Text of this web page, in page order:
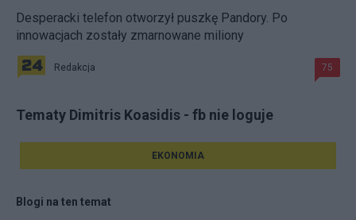
Desperacki telefon otworzył puszkę Pandory. Po
innowacjach zostały zmarnowane miliony
Redakcja 75
Tematy Dimitris Koasidis - fb nie loguje
EKONOMIA
Blogi na ten temat